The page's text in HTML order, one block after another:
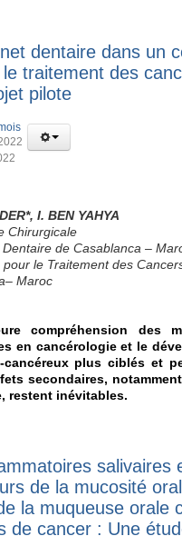
dentaire dans un
traitement des
pilote
I. BEN YAHYA
Chirurgicale
de Casablanca –
le Traitement des
Maroc
compréhension des
en cancérologie et le
plus ciblés et
secondaires,
restent inévitables.
salivaires
de la mucosité
la muqueuse orale
de cancer : Une